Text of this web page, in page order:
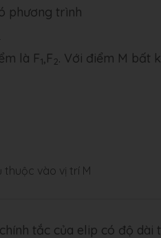
phương trình
là F1,F2. Với điểm M bất
thuộc vào vị trí M
tắc của elip có độ